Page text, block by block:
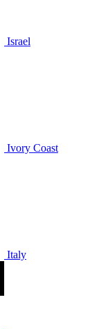
Israel
Ivory Coast
Italy